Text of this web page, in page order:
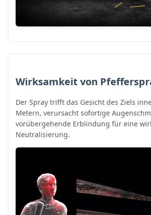
Wirksamkeit von
Der Spray trifft das Gesicht des Ziels
Metern, verursacht sofortige
vorübergehende Erblindung für eine
Neutralisierung.